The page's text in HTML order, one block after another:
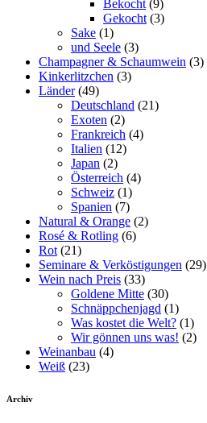
Bekocht (9)
Gekocht (3)
Sake (1)
und Seele (3)
Champagner & Schaumwein (3)
Kinkerlitzchen (3)
Länder(49)
Deutschland (21)
Exoten (2)
Frankreich (4)
Italien (12)
Japan (2)
Österreich (4)
Schweiz (1)
Spanien (7)
Natural & Orange (2)
Rosé & Rotling (6)
Rot (21)
Seminare & Verköstigungen (29)
Wein nach Preis (33)
Goldene Mitte (30)
Schnäppchenjagd (1)
Was kostet die Welt? (1)
Wir gönnen uns was! (2)
Weinanbau (4)
Weiß (23)
Archiv